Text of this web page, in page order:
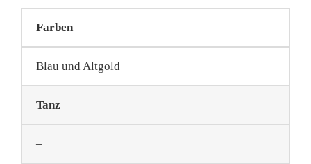
Farben
Blau und Altgold
Tanz
–